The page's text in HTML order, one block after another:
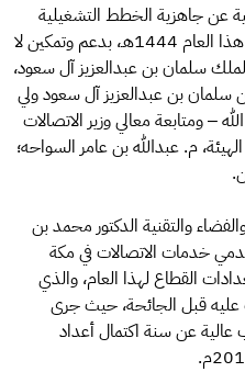
عن جاهزية الخطط التشغيلية
لقطاع الاتصالات والتقنية لموسم حج هذا العام 1444هـ، بدعم وتمكين لا
سلمان بن عبدالعزيز آل سعود،
بن عبدالعزيز آل سعود ولي
– ومتابعة معالي وزير الاتصالات
م. عبدالله بن عامر السواحه؛
والتقنية الدكتور محمد بن
خدمات الاتصالات في مكة
القطاع لهذا العام، والذي
عليه قبل الجائحة، حيث جرى
عالية عن سنة اكتمال أعداد